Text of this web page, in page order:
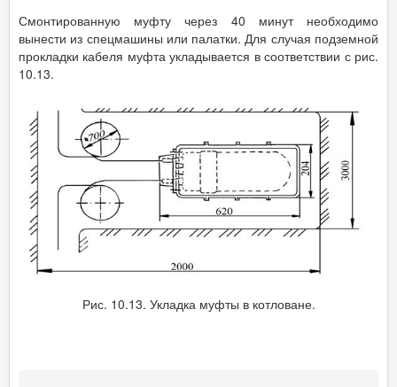
Смонтированную муфту через 40 минут необходимо
вынести из спецмашины или палатки. Для случая подземной
прокладки кабеля муфта укладывается в соответствии с рис.
10.13.
Рис. 10.13. Укладка муфты в котловане.